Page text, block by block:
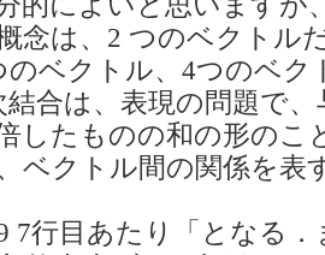
念は、2 つのベクトル
のベクトル、4つのベク
結合は、表現の問題で
したものの和の形のこ
ベクトル間の関係を表
7行目あたり「となる